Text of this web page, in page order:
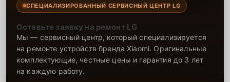
СПЕЦИАЛИЗИРОВАННЫЙ СЕРВИСНЫЙ ЦЕНТР LG
Оставьте заявку на ремонт LG
Мы — сервисный центр, который специализируется
на ремонте устройств бренда Xiaomi. Оригинальные
комплектующие, честные цены и гарантия до 3 лет
на каждую работу.